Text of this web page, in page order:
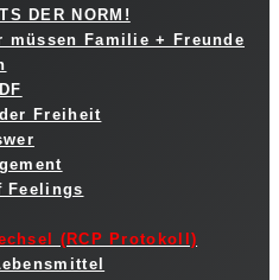
DER NORM!
müssen Familie + Freunde
Freiheit
Feelings
(RCP Protokoll)